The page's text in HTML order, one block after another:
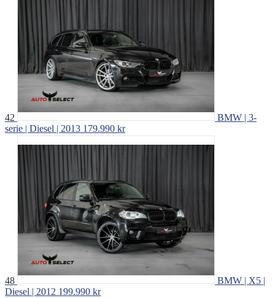
42
BMW | 3-
serie | Diesel | 2013 179.990 kr
48
BMW | X5 |
Diesel | 2012 199.990 kr